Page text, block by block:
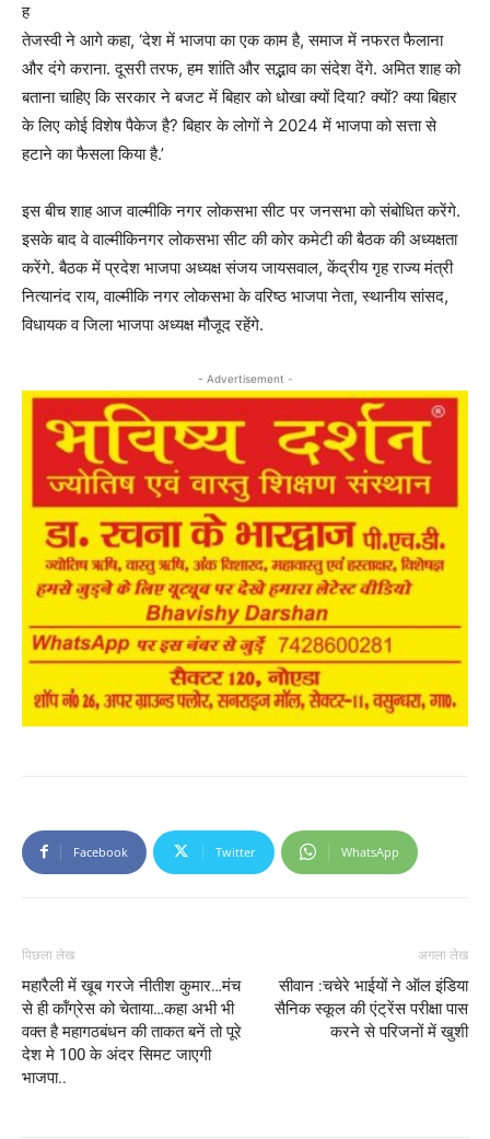
ह
तेजस्वी ने आगे कहा, ‘देश में भाजपा का एक काम है, समाज में नफरत फैलाना
और दंगे कराना. दूसरी तरफ, हम शांति और सद्भाव का संदेश देंगे. अमित शाह को
बताना चाहिए कि सरकार ने बजट में बिहार को धोखा क्यों दिया? क्यों? क्या बिहार
के लिए कोई विशेष पैकेज है? बिहार के लोगों ने 2024 में भाजपा को सत्ता से
हटाने का फैसला किया है.’
इस बीच शाह आज वाल्मीकि नगर लोकसभा सीट पर जनसभा को संबोधित करेंगे.
इसके बाद वे वाल्मीकिनगर लोकसभा सीट की कोर कमेटी की बैठक की अध्यक्षता
करेंगे. बैठक में प्रदेश भाजपा अध्यक्ष संजय जायसवाल, केंद्रीय गृह राज्य मंत्री
नित्यानंद राय, वाल्मीकि नगर लोकसभा के वरिष्ठ भाजपा नेता, स्थानीय सांसद,
विधायक व जिला भाजपा अध्यक्ष मौजूद रहेंगे.
- Advertisement -
Facebook Twitter WhatsApp
पिछला लेख
महारैली में खूब गरजे नीतीश कुमार…मंच
से ही कॉंग्रेस को चेताया…कहा अभी भी
वक्त है महागठबंधन की ताकत बनें तो पूरे
देश मे 100 के अंदर सिमट जाएगी
भाजपा..
अगला लेख
सीवान :चचेरे भाईयों ने ऑल इंडिया
सैनिक स्कूल की एंट्रेंस परीक्षा पास
करने से परिजनों में खुशी